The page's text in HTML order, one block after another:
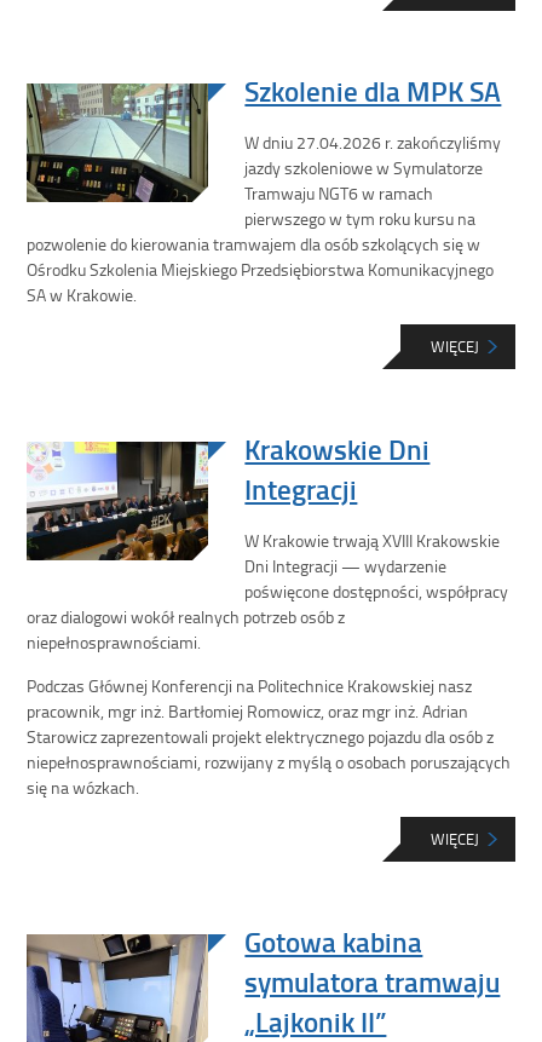
Szkolenie dla MPK SA
W dniu 27.04.2026 r. zakończyliśmy
jazdy szkoleniowe w Symulatorze
Tramwaju NGT6 w ramach
pierwszego w tym roku kursu na
pozwolenie do kierowania tramwajem dla osób szkolących się w
Ośrodku Szkolenia Miejskiego Przedsiębiorstwa Komunikacyjnego
SA w Krakowie.
WIĘCEJ
Krakowskie Dni
Integracji
W Krakowie trwają XVIII Krakowskie
Dni Integracji — wydarzenie
poświęcone dostępności, współpracy
oraz dialogowi wokół realnych potrzeb osób z
niepełnosprawnościami.
Podczas Głównej Konferencji na Politechnice Krakowskiej nasz
pracownik, mgr inż. Bartłomiej Romowicz, oraz mgr inż. Adrian
Starowicz zaprezentowali projekt elektrycznego pojazdu dla osób z
niepełnosprawnościami, rozwijany z myślą o osobach poruszających
się na wózkach.
WIĘCEJ
Gotowa kabina
symulatora tramwaju
„Lajkonik II”